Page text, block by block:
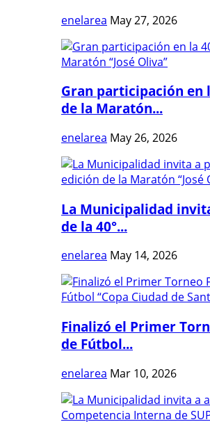
enelarea May 27, 2026
Gran participación en
de la Maratón...
enelarea May 26, 2026
La Municipalidad
de la 40°...
enelarea May 14, 2026
Finalizó el Primer
de Fútbol...
enelarea Mar 10, 2026